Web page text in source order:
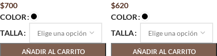
$700
COLOR
TALLA
AÑADIR AL CARRITO
$620
COLOR
TALLA
AÑADIR AL CARRITO